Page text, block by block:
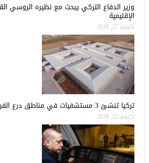
وزير الدفاع التركي يبحث مع نظيره الروسي
الإقليمية
أكتوبر 27, 2018
تركيا تنشئ 3 مستشفيات في مناطق درع الفرات بسوريا
أكتوبر 22, 2018